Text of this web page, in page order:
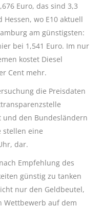
Euro, das sind 3,3
wo E10 aktuell
am günstigsten:
bei 1,541 Euro. Im nur
kostet Diesel
Cent mehr.
die Preisdaten
und den Bundesländern
stellen eine
dar.
Empfehlung des
günstig zu tanken
nur den Geldbeutel,
Wettbewerb auf dem